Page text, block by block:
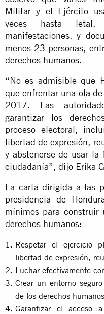
Militar y el Ejército
veces hasta letal,
manifestaciones, y
menos 23 personas,
derechos humanos.
“No es admisible que
que enfrentar una ola
2017. Las
garantizar los
proceso electoral,
libertad de expresión,
y abstenerse de usar
ciudadanía”, dijo Erika
La carta dirigida a las
presidencia de
mínimos para construir
derechos humanos:
Respetar el ejercicio
libertad de expresión,
Luchar efectivamente
Crear un entorno
de los derechos humanos
Garantizar el acceso